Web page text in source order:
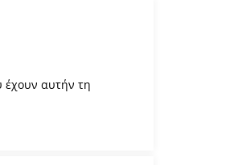
έχουν αυτήν τη